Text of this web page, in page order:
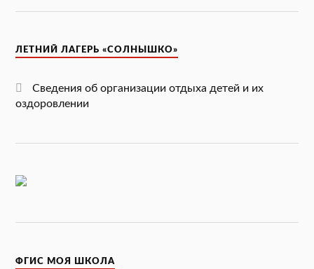
ЛЕТНИЙ ЛАГЕРЬ «СОЛНЫШКО»
Сведения об организации отдыха детей и их
оздоровлении
ФГИС МОЯ ШКОЛА